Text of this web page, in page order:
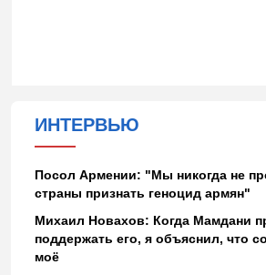
ИНТЕРВЬЮ
Посол Армении: "Мы никогда не
страны признать геноцид армян"
Михаил Новахов: Когда Мамдани
поддержать его, я объяснил, что
моё